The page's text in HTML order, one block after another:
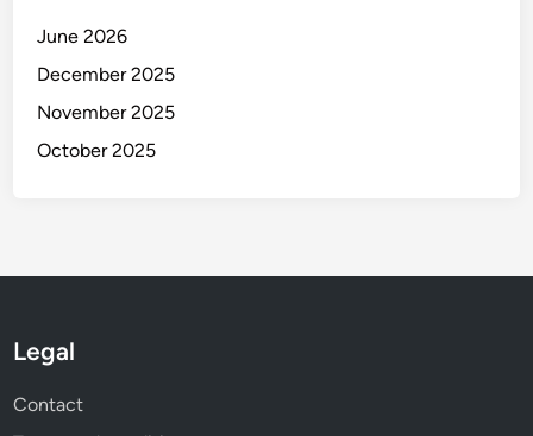
June 2026
December 2025
November 2025
October 2025
Legal
Contact